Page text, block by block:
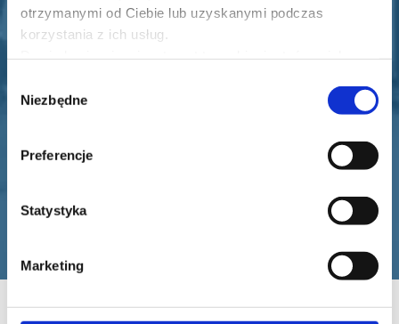
otrzymanymi od Ciebie lub uzyskanymi podczas
korzystania z ich usług.
przetwarzamy dane osobowe w ramach
zgody
Niezbędne
Preferencje
Statystyka
Marketing
Magdalena Abramowicz